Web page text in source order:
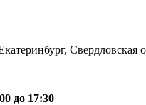
Свердловская
до 17:30